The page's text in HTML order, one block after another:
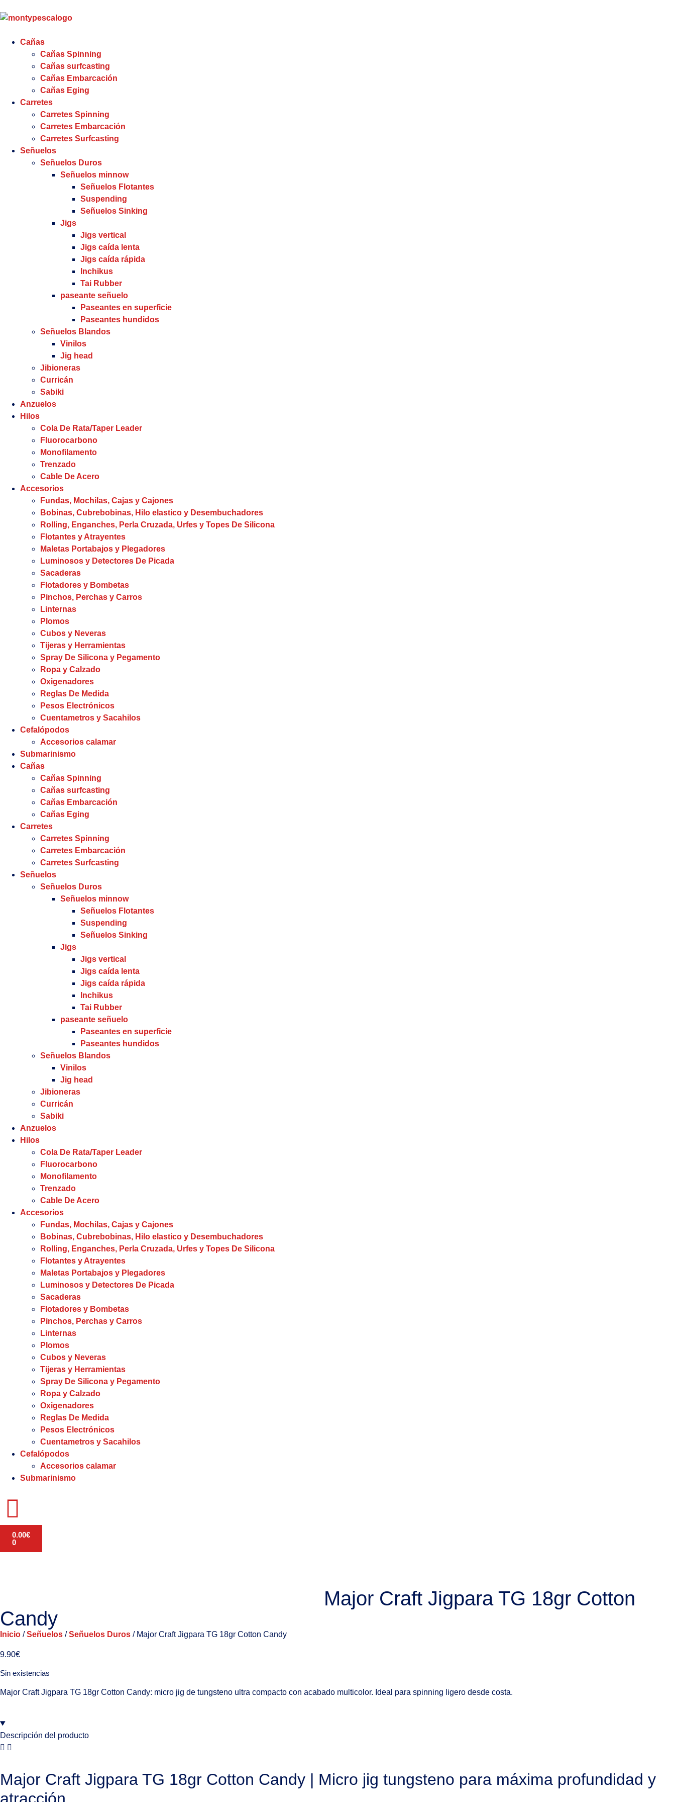
Cañas
Cañas Spinning
Cañas surfcasting
Cañas Embarcación
Cañas Eging
Carretes
Carretes Spinning
Carretes Embarcación
Carretes Surfcasting
Señuelos
Señuelos Duros
Señuelos minnow
Señuelos Flotantes
Suspending
Señuelos Sinking
Jigs
Jigs vertical
Jigs caída lenta
Jigs caída rápida
Inchikus
Tai Rubber
paseante señuelo
Paseantes en superficie
Paseantes hundidos
Señuelos Blandos
Vinilos
Jig head
Jibioneras
Curricán
Sabiki
Anzuelos
Hilos
Cola De Rata/Taper Leader
Fluorocarbono
Monofilamento
Trenzado
Cable De Acero
Accesorios
Fundas, Mochilas, Cajas y Cajones
Bobinas, Cubrebobinas, Hilo elastico y Desembuchadores
Rolling, Enganches, Perla Cruzada, Urfes y Topes De Silicona
Flotantes y Atrayentes
Maletas Portabajos y Plegadores
Luminosos y Detectores De Picada
Sacaderas
Flotadores y Bombetas
Pinchos, Perchas y Carros
Linternas
Plomos
Cubos y Neveras
Tijeras y Herramientas
Spray De Silicona y Pegamento
Ropa y Calzado
Oxigenadores
Reglas De Medida
Pesos Electrónicos
Cuentametros y Sacahilos
Cefalópodos
Accesorios calamar
Submarinismo
Cañas
Cañas Spinning
Cañas surfcasting
Cañas Embarcación
Cañas Eging
Carretes
Carretes Spinning
Carretes Embarcación
Carretes Surfcasting
Señuelos
Señuelos Duros
Señuelos minnow
Señuelos Flotantes
Suspending
Señuelos Sinking
Jigs
Jigs vertical
Jigs caída lenta
Jigs caída rápida
Inchikus
Tai Rubber
paseante señuelo
Paseantes en superficie
Paseantes hundidos
Señuelos Blandos
Vinilos
Jig head
Jibioneras
Curricán
Sabiki
Anzuelos
Hilos
Cola De Rata/Taper Leader
Fluorocarbono
Monofilamento
Trenzado
Cable De Acero
Accesorios
Fundas, Mochilas, Cajas y Cajones
Bobinas, Cubrebobinas, Hilo elastico y Desembuchadores
Rolling, Enganches, Perla Cruzada, Urfes y Topes De Silicona
Flotantes y Atrayentes
Maletas Portabajos y Plegadores
Luminosos y Detectores De Picada
Sacaderas
Flotadores y Bombetas
Pinchos, Perchas y Carros
Linternas
Plomos
Cubos y Neveras
Tijeras y Herramientas
Spray De Silicona y Pegamento
Ropa y Calzado
Oxigenadores
Reglas De Medida
Pesos Electrónicos
Cuentametros y Sacahilos
Cefalópodos
Accesorios calamar
Submarinismo
0.00€
0
Major Craft Jigpara TG 18gr Cotton
Candy
Inicio /Señuelos /Señuelos Duros / Major Craft Jigpara TG 18gr Cotton Candy
9.90€
Sin existencias
Major Craft Jigpara TG 18gr Cotton Candy: micro jig de tungsteno ultra compacto con acabado multicolor. Ideal para spinning ligero desde costa.
Descripción del producto
Major Craft Jigpara TG 18gr Cotton Candy | Micro jig tungsteno para máxima profundidad y